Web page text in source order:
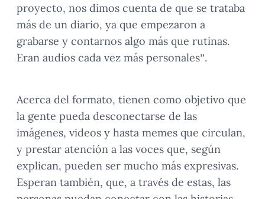
proyecto, nos dimos cuenta de que se trataba
más de un diario, ya que empezaron a
grabarse y contarnos algo más que rutinas.
Eran audios cada vez más personales”.
Acerca del formato, tienen como objetivo que
la gente pueda desconectarse de las
imágenes, videos y hasta memes que circulan,
y prestar atención a las voces que, según
explican, pueden ser mucho más expresivas.
Esperan también, que, a través de estas, las